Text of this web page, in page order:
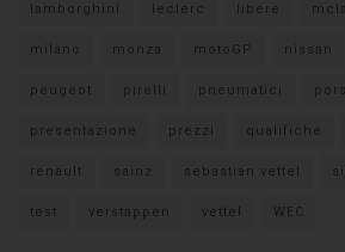
lamborghini leclerc libere
milano monza motoGP nissan
peugeot pirelli pneumatici
presentazione prezzi qualifiche
renault sainz sebastian vettel
test verstappen vettel WEC